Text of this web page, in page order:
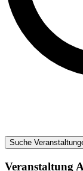
Suche
Veranstaltung